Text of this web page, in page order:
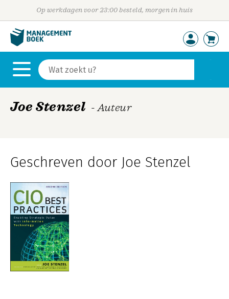
Op werkdagen voor 23:00 besteld, morgen in huis
Joe Stenzel - Auteur
Geschreven door Joe Stenzel